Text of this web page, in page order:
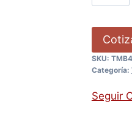
SKU:
Categoría:
Seguir